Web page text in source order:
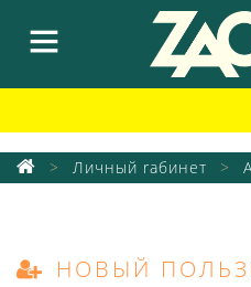
Личный rабинет
НОВЫЙ